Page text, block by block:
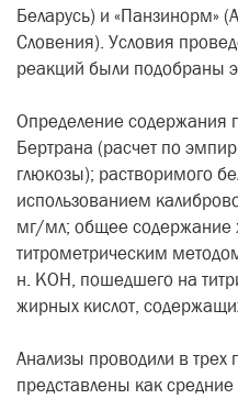
Беларусь) и «Панзинорм»
Словения). Условия
реакций были подобраны
Определение содержания
Бертрана (расчет по
глюкозы); растворимого
использованием
мг/мл; общее содержание
титрометрическим
н. КОН, пошедшего на
жирных кислот,
Анализы проводили в трех
представлены как